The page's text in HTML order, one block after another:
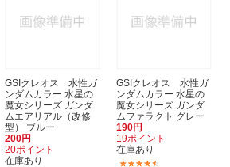
GSIクレオス 水性ガ
ンダムカラー 水星の
魔女シリーズ ガンダ
ムエアリアル（改修
型） ブルー
200円
20ポイント
在庫あり
GSIクレオス 水性ガ
ンダムカラー 水星の
魔女シリーズ ガンダ
ムファラクト グレー
190円
19ポイント
在庫あり